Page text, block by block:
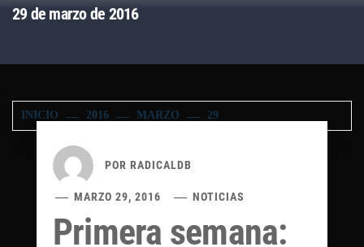
29 de marzo de 2016
INICIO 2016 MARZO 29
POR RADICALDB
MARZO 29, 2016 NOTICIAS
Primera semana: